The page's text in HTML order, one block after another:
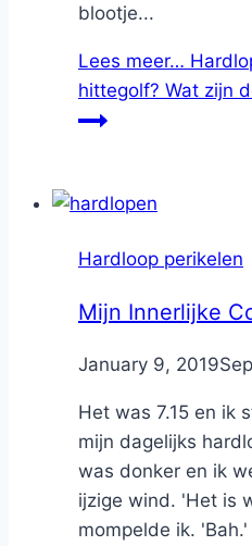
blootje...
Lees meer…
hittegolf? Wat zijn
Hardloop perikelen
Mijn Innerlijke
ByNicole
January 9, 2019
Het was 7.15 en ik
mijn dagelijks
was donker en ik
ijzige wind. 'Het is
mompelde ik.